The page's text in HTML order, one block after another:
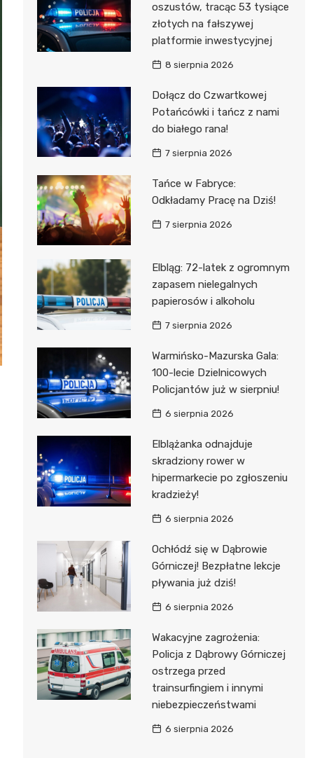
oszustów, tracąc 53 tysiące
złotych na fałszywej
platformie inwestycyjnej
8 sierpnia 2026
Dołącz do Czwartkowej
Potańcówki i tańcz z nami
do białego rana!
7 sierpnia 2026
Tańce w Fabryce:
Odkładamy Pracę na Dziś!
7 sierpnia 2026
Elbląg: 72-latek z ogromnym
zapasem nielegalnych
papierosów i alkoholu
7 sierpnia 2026
Warmińsko-Mazurska Gala:
100-lecie Dzielnicowych
Policjantów już w sierpniu!
6 sierpnia 2026
Elblążanka odnajduje
skradziony rower w
hipermarkecie po zgłoszeniu
kradzieży!
6 sierpnia 2026
Ochłódź się w Dąbrowie
Górniczej! Bezpłatne lekcje
pływania już dziś!
6 sierpnia 2026
Wakacyjne zagrożenia:
Policja z Dąbrowy Górniczej
ostrzega przed
trainsurfingiem i innymi
niebezpieczeństwami
6 sierpnia 2026